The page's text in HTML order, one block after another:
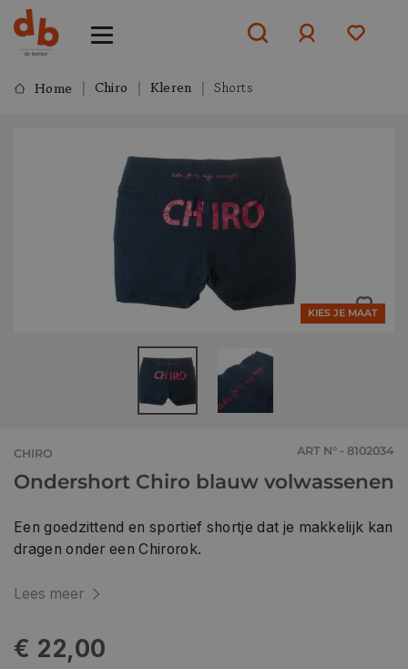
ofaanmelden
Home Chiro Kleren Shorts
KIES JE MAAT
CHIRO ART N° - 8102034
Ondershort Chiro blauw volwassenen
Een goedzittend en sportief shortje dat je makkelijk kan
dragen onder een Chirorok.
Lees meer
€ 22,00